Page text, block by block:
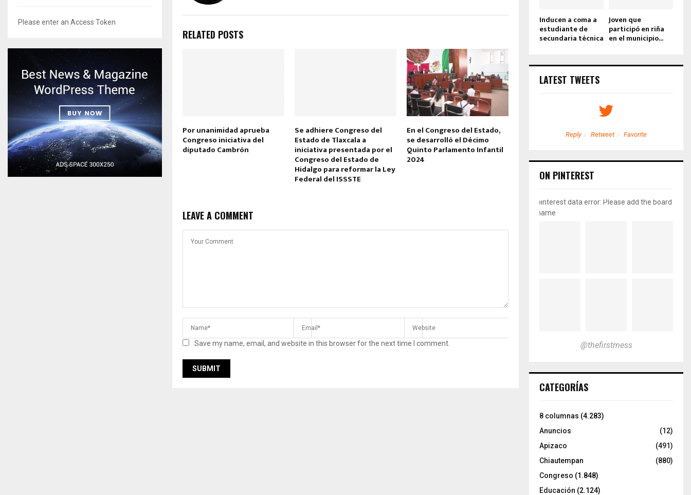
RELATED POSTS
Por unanimidad aprueba
Congreso iniciativa del
diputado Cambrón
Se adhiere Congreso del
Estado de Tlaxcala a
iniciativa presentada por el
Congreso del Estado de
Hidalgo para reformar la Ley
Federal del ISSSTE
En el Congreso del Estado,
se desarrolló el Décimo
Quinto Parlamento Infantil
2024
LEAVE A COMMENT
Save my name, email, and website in this browser for the next time I comment.
Please enter an Access Token Inducen a coma a
estudiante de
secundaria técnica
Joven que
participó en riña
en el municipio...
LATEST TWEETS
Reply Retweet Favorite Reply Retweet Favorite Reply Retweet Favorite
ON PINTEREST
pinterest data error: Please add the board
name
@thefirstmess
CATEGORÍAS
8 columnas (4.283)
Anuncios
(12)
Apizaco
(491)
Chiautempan
(880)
Congreso (1.848)
Educación (2.124)